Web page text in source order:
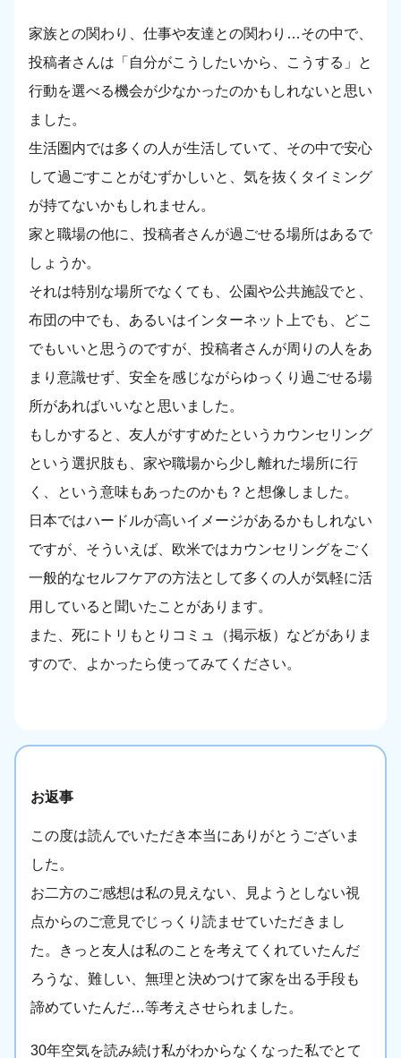
家族との関わり、仕事や友達との関わり…その中で、
投稿者さんは「自分がこうしたいから、こうする」と
行動を選べる機会が少なかったのかもしれないと思い
ました。
生活圏内では多くの人が生活していて、その中で安心
して過ごすことがむずかしいと、気を抜くタイミング
が持てないかもしれません。
家と職場の他に、投稿者さんが過ごせる場所はあるで
しょうか。
それは特別な場所でなくても、公園や公共施設でと、
布団の中でも、あるいはインターネット上でも、どこ
でもいいと思うのですが、投稿者さんが周りの人をあ
まり意識せず、安全を感じながらゆっくり過ごせる場
所があればいいなと思いました。
もしかすると、友人がすすめたというカウンセリング
という選択肢も、家や職場から少し離れた場所に行
く、という意味もあったのかも？と想像しました。
日本ではハードルが高いイメージがあるかもしれない
ですが、そういえば、欧米ではカウンセリングをごく
一般的なセルフケアの方法として多くの人が気軽に活
用していると聞いたことがあります。
また、死にトリもとりコミュ（掲示板）などがありま
すので、よかったら使ってみてください。
お返事
この度は読んでいただき本当にありがとうございま
した。
お二方のご感想は私の見えない、見ようとしない視
点からのご意見でじっくり読ませていただきまし
た。きっと友人は私のことを考えてくれていたんだ
ろうな、難しい、無理と決めつけて家を出る手段も
諦めていたんだ…等考えさせられました。
30年空気を読み続け私がわからなくなった私でとて